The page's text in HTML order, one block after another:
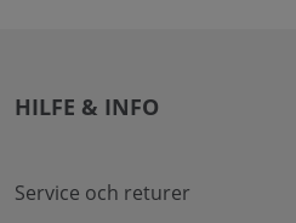
HILFE & INFO
Service och returer